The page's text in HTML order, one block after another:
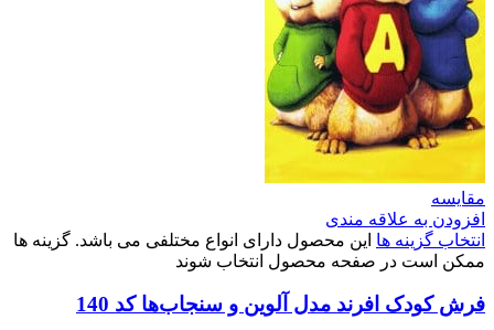
مقایسه
افزودن به علاقه مندی
انتخاب گزینه ها این محصول دارای انواع مختلفی می باشد. گزینه ها
ممکن است در صفحه محصول انتخاب شوند
فرش کودک افرند مدل آلوین و سنجاب‌ها کد 140